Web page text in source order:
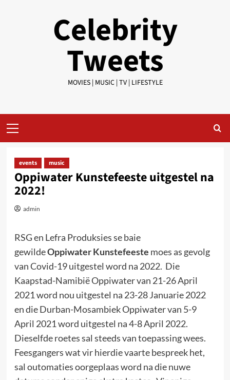
Celebrity
Tweets
MOVIES | MUSIC | TV | LIFESTYLE
Menu
events music
Oppiwater Kunstefeeste uitgestel na
2022!
admin
RSG en Lefra Produksies se baie
gewildeOppiwater Kunstefeeste moes as gevolg
van Covid-19 uitgestel word na 2022. Die
Kaapstad-Namibië Oppiwater van 21-26 April
2021 word nou uitgestel na 23-28 Januarie 2022
en die Durban-Mosambiek Oppiwater van 5-9
April 2021 word uitgestel na 4-8 April 2022.
Dieselfde roetes sal steeds van toepassing wees.
Feesgangers wat vir hierdie vaarte bespreek het,
sal outomaties oorgeplaas word na die nuwe